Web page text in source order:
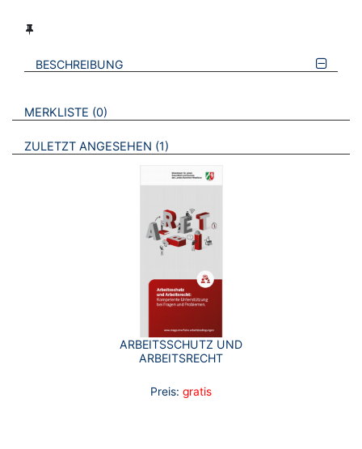
BESCHREIBUNG
VERWEISE AUF VERMERKTE- ODER ZULETZT ANGESEHENE
MERKLISTE 0 BROSCHÜREN
ZULETZT ANGESEHEN 1 BROSCHÜREN
ARBEITSSCHUTZ UND
ARBEITSRECHT
Preis: gratis